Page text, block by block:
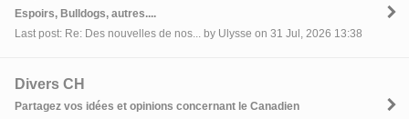
Espoirs, Bulldogs, autres....
Last post: Re: Des nouvelles de nos... by Ulysse on 31 Jul, 2026 13:38
Divers CH
Partagez vos idées et opinions concernant le Canadien